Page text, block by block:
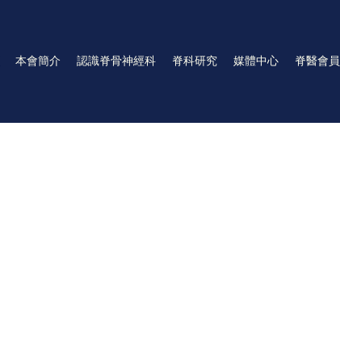
本會簡介 認識脊骨神經科 脊科研究 媒體中心 脊醫會員